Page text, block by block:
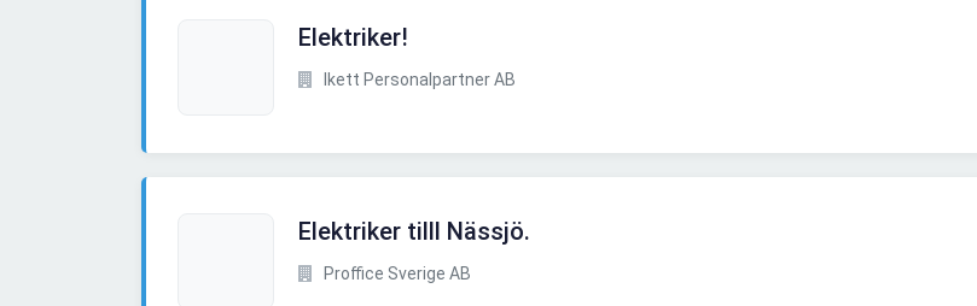
Elektriker!
Ikett Personalpartner AB
Elektriker tilll Nässjö.
Proffice Sverige AB